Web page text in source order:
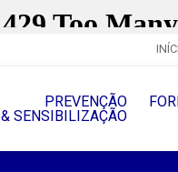
PREVENÇÃO
& SENSIBILIZAÇÃO